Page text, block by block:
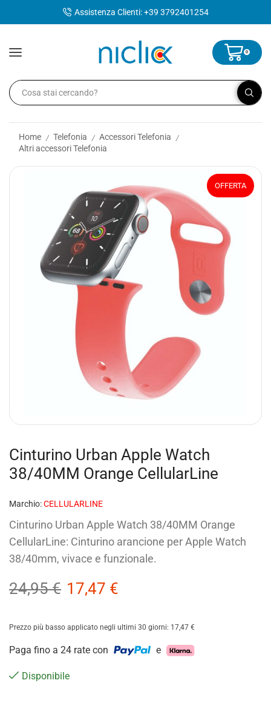
Assistenza Clienti: +39 3792401254
0
Home / Telefonia / Accessori Telefonia /
Altri accessori Telefonia
OFFERTA
Cinturino Urban Apple Watch
38/40MM Orange CellularLine
Marchio:CELLULARLINE
Cinturino Urban Apple Watch 38/40MM Orange
CellularLine: Cinturino arancione per Apple Watch
38/40mm, vivace e funzionale.
24,95€ 17,47 €
Prezzo più basso applicato negli ultimi 30 giorni: 17,47 €
Paga fino a 24 rate con e
Disponibile